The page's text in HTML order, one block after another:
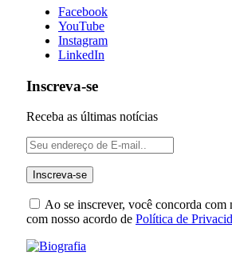
Facebook
YouTube
Instagram
LinkedIn
Inscreva-se
Receba as últimas notícias
Ao se inscrever, você concorda com
com nosso acordo de Política de